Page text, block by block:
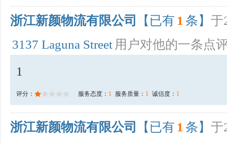
浙江新颜物流有限公司 【已有 1 条】 于
3137 Laguna Street 用户对他的一条点
1
评分： 服务态度： 1 服务质量： 1 诚信度： 1
浙江新颜物流有限公司 【已有 1 条】 于